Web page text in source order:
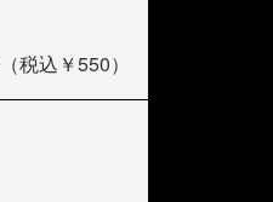
税込￥550）